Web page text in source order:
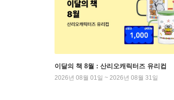
이달의 책 8월 : 산리오캐릭터즈 유리컵
2026년 08월 01일 ~ 2026년 08월 31일